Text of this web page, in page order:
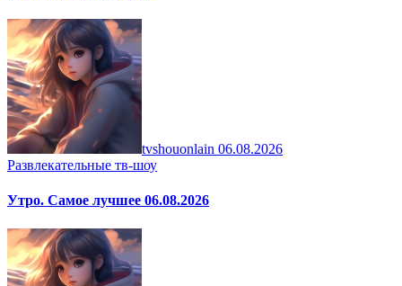
tvshouonlain 06.08.2026
Развлекательные тв-шоу
Утро. Самое лучшее 06.08.2026